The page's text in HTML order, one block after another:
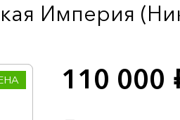
Империя
110 000